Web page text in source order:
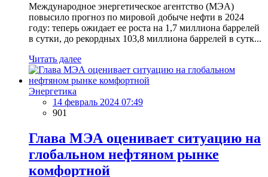
Международное энергетическое агентство (МЭА)
повысило прогноз по мировой добыче нефти в 2024
году: теперь ожидает ее роста на 1,7 миллиона баррелей
в сутки, до рекордных 103,8 миллиона баррелей в сутк...
Читать далее
Энергетика
14 февраль 2024 07:49
901
Глава МЭА оценивает ситуацию на
глобальном нефтяном рынке
комфортной